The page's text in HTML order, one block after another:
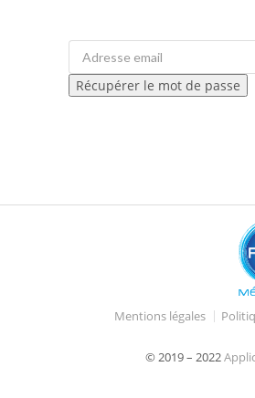
Mentions légales
© 2019 – 2022